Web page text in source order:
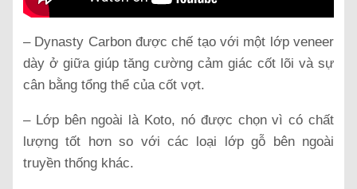
– Dynasty Carbon được chế tạo với một lớp veneer
dày ở giữa giúp tăng cường cảm giác cốt lõi và sự
cân bằng tổng thể của cốt vợt.
– Lớp bên ngoài là Koto, nó được chọn vì có chất
lượng tốt hơn so với các loại lớp gỗ bên ngoài
truyền thống khác.